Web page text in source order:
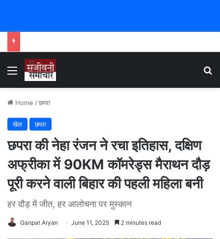
Menu
Home /छपरा
खेल छपरा
छपरा की नेहा रंजन ने रचा इतिहास, दक्षिण
अफ्रीका में 90KM कॉमरेड्स मैराथन दौड़
पूरी करने वाली बिहार की पहली महिला बनी
हर दौड़ में जीत, हर आलोचना पर मुस्कान
Ganpat Aryan June 11, 2025 2 minutes read